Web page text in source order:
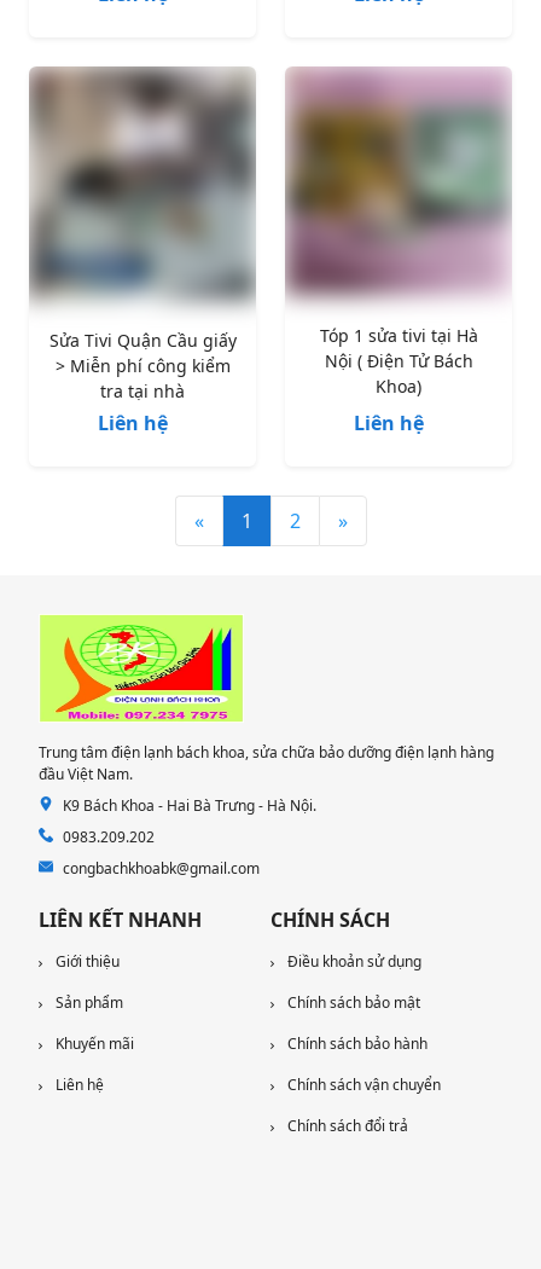
Sửa Tivi Quận Cầu giấy
> Miễn phí công kiểm
tra tại nhà
Liên hệ
Tóp 1 sửa tivi tại Hà
Nội ( Điện Tử Bách
Khoa)
Liên hệ
« 1 2 »
Trung tâm điện lạnh bách khoa, sửa chữa bảo dưỡng điện lạnh hàng
đầu Việt Nam.
K9 Bách Khoa - Hai Bà Trưng - Hà Nội.
0983.209.202
congbachkhoabk@gmail.com
LIÊN KẾT NHANH
Giới thiệu
Sản phẩm
Khuyến mãi
Liên hệ
CHÍNH SÁCH
Điều khoản sử dụng
Chính sách bảo mật
Chính sách bảo hành
Chính sách vận chuyển
Chính sách đổi trả